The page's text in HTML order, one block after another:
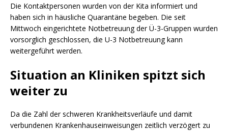
Die Kontaktpersonen wurden von der Kita informiert und
haben sich in häusliche Quarantäne begeben. Die seit
Mittwoch eingerichtete Notbetreuung der Ü-3-Gruppen wurden
vorsorglich geschlossen, die U-3 Notbetreuung kann
weitergeführt werden.
Situation an Kliniken spitzt sich
weiter zu
Da die Zahl der schweren Krankheitsverläufe und damit
verbundenen Krankenhauseinweisungen zeitlich verzögert zu